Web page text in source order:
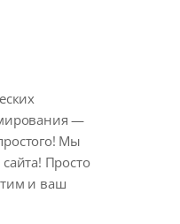
—
Мы
Просто
и ваш